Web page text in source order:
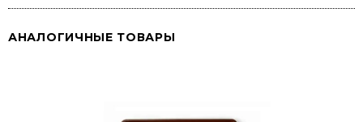
АНАЛОГИЧНЫЕ ТОВАРЫ